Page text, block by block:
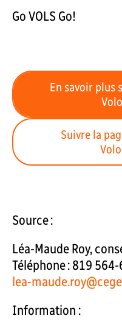
Go VOLS Go!
En savoir plus
Suivre la
Source :
Léa-Maude Roy,
Téléphone : 819
lea-
Information :